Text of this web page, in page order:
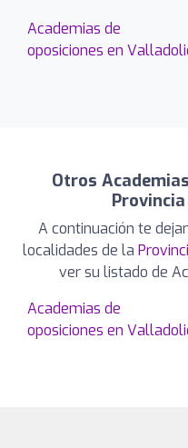
Academias de
oposiciones en
Otros
A continuación te
localidades de la
ver su listado de
Academias de
oposiciones en